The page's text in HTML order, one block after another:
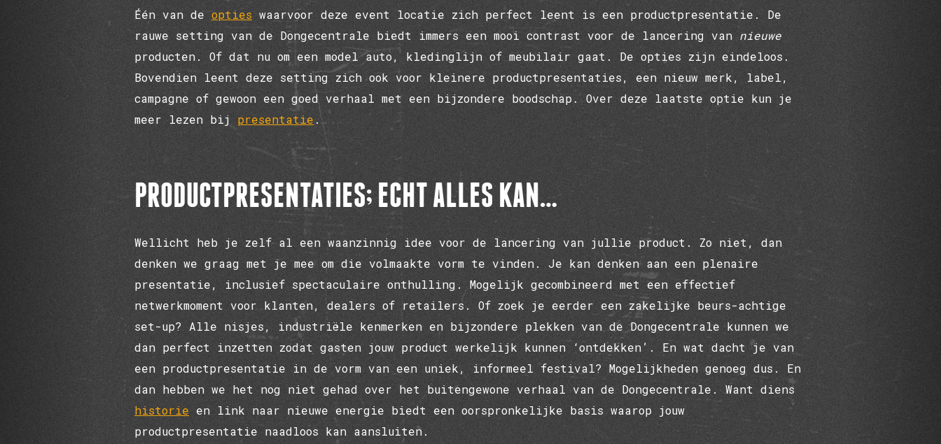
Één van deopties waarvoor deze event locatie zich perfect leent is een productpresentatie. De
rauwe setting van de Dongecentrale biedt immers een mooi contrast voor de lancering van nieuwe
producten. Of dat nu om een model auto, kledinglijn of meubilair gaat. De opties zijn eindeloos.
Bovendien leent deze setting zich ook voor kleinere productpresentaties, een nieuw merk, label,
campagne of gewoon een goed verhaal met een bijzondere boodschap. Over deze laatste optie kun je
meer lezen bij presentatie.
PRODUCTPRESENTATIES; ECHT ALLES KAN…
Wellicht heb je zelf al een waanzinnig idee voor de lancering van jullie product. Zo niet, dan
denken we graag met je mee om die volmaakte vorm te vinden. Je kan denken aan een plenaire
presentatie, inclusief spectaculaire onthulling. Mogelijk gecombineerd met een effectief
netwerkmoment voor klanten, dealers of retailers. Of zoek je eerder een zakelijke beurs-achtige
set-up? Alle nisjes, industriële kenmerken en bijzondere plekken van de Dongecentrale kunnen we
dan perfect inzetten zodat gasten jouw product werkelijk kunnen ‘ontdekken’. En wat dacht je van
een productpresentatie in de vorm van een uniek, informeel festival? Mogelijkheden genoeg dus. En
dan hebben we het nog niet gehad over het buitengewone verhaal van de Dongecentrale. Want diens
historie en link naar nieuwe energie biedt een oorspronkelijke basis waarop jouw
productpresentatie naadloos kan aansluiten.